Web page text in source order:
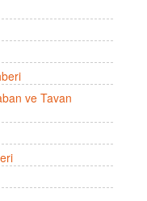
ve Tavan